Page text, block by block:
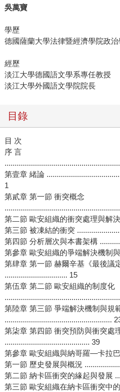
吳萬寶
學歷
德國薩蘭大學法律暨經濟學院政
經歷
淡江大學德國語文學系專任教授
淡江大學外國語文學院院長
目錄
目 次
序 言
第壹章 緒論
1
第貳章 第一節 衝突概念
第二節 歐安組織的衝突處理與解
第三節 被凍結的衝突
第四節 分析層次與本書架構
第參章 歐安組織的爭端解決機制
第肆章 第一節 赫爾辛基《最後議
............................... 15
第伍章 第二節 歐安組織的制度化
第陸章 第三節 爭端解決機制與規
.....................................................
第柒章 第四節 衝突預防與衝突處
.......................................... 39
第參章 歐安組織與納哥羅—卡拉
第一節 歷史發展與概況
第二節 納卡區衝突的緣起與發展
第三節 歐安組織在納卡區衝突中